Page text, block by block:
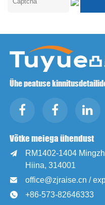
Ühe peatuse
Võtke meiega ühendust

RM1402-1404
Hiina, 314001
 office@zjraise.cn /
 +86-573-82646333